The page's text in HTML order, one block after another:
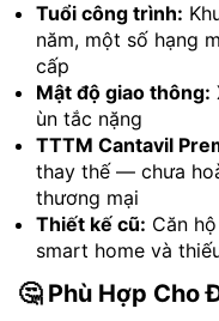
Tuổi công trình:
năm, một số hạng
cấp
Mật độ giao thông:
ùn tắc nặng
TTTM Cantavil
thay thế — chưa
thương mại
Thiết kế cũ: Căn
smart home và
🤔 Phù Hợp Cho